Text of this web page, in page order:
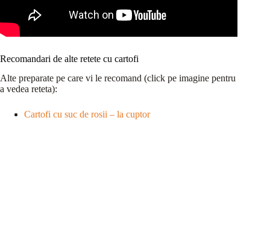
Recomandari de alte retete cu cartofi
Alte preparate pe care vi le recomand (click pe imagine pentru
a vedea reteta):
Cartofi cu suc de rosii – la cuptor